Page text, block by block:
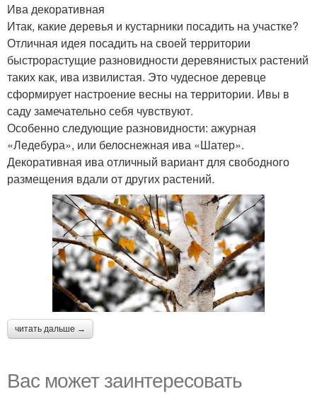
Дерева для сада
Ива декоративная
Итак, какие деревья и кустарники посадить на участке?
Отличная идея посадить на своей территории
быстрорастущие разновидности деревянистых растений
таких как, ива извилистая. Это чудесное деревце
сформирует настроение весны на территории. Ивы в
саду замечательно себя чувствуют.
Особенно следующие разновидности: ажурная
«Ледебура», или белоснежная ива «Шатер».
Декоративная ива отличный вариант для свободного
размещения вдали от других растений.
читать дальше →
Вас может заинтересовать